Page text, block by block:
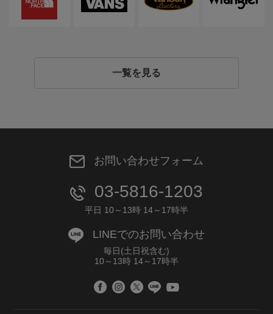
一覧を見る
お問い合わせフォーム
03-5816-1203
平日 10～13時 14～17時半
LINEでのお問い合わせ
毎日(土日祝含む)
10～13時 14～17時半